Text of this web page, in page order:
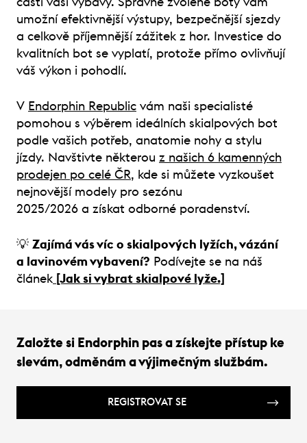
umožní efektivnější výstupy, bezpečnější sjezdy
a celkově příjemnější zážitek z hor. Investice do
kvalitních bot se vyplatí, protože přímo ovlivňují
váš výkon i pohodlí.
V Endorphin Republic vám naši specialisté
pomohou s výběrem ideálních skialpových bot
podle vašich potřeb, anatomie nohy a stylu
jízdy. Navštivte některou z našich 6 kamenných
prodejen po celé ČR, kde si můžete vyzkoušet
nejnovější modely pro sezónu
2025/2026 a získat odborné poradenství.
💡 Zajímá vás víc o skialpových lyžích, vázání
a lavinovém vybavení? Podívejte se na náš
článek [Jak si vybrat skialpové lyže.]
Založte si Endorphin pas a získejte přístup ke
slevám, odměnám a výjimečným službám.
REGISTROVAT SE